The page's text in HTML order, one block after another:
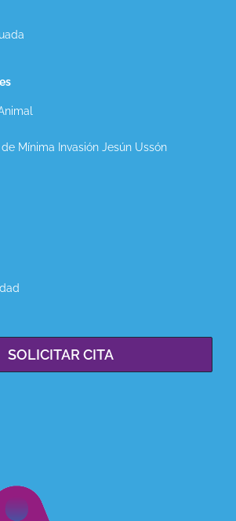
Mínima Invasión Jesún Ussón
SOLICITAR CITA